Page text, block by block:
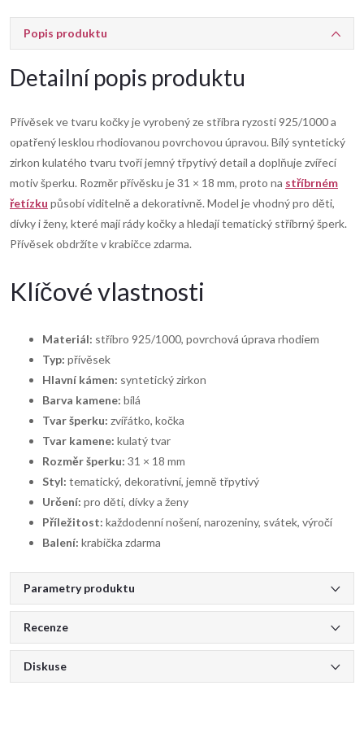
Popis produktu
Detailní popis produktu
Přívěsek ve tvaru kočky je vyrobený ze stříbra ryzosti 925/1000 a
opatřený lesklou rhodiovanou povrchovou úpravou. Bílý syntetický
zirkon kulatého tvaru tvoří jemný třpytivý detail a doplňuje zvířecí
motiv šperku. Rozměr přívěsku je 31 × 18 mm, proto na stříbrném
řetízku působí viditelně a dekorativně. Model je vhodný pro děti,
dívky i ženy, které mají rády kočky a hledají tematický stříbrný šperk.
Přívěsek obdržíte v krabičce zdarma.
Klíčové vlastnosti
Materiál: stříbro 925/1000, povrchová úprava rhodiem
Typ: přívěsek
Hlavní kámen: syntetický zirkon
Barva kamene: bílá
Tvar šperku: zvířátko, kočka
Tvar kamene: kulatý tvar
Rozměr šperku: 31 × 18 mm
Styl: tematický, dekorativní, jemně třpytivý
Určení: pro děti, dívky a ženy
Příležitost: každodenní nošení, narozeniny, svátek, výročí
Balení: krabička zdarma
Parametry produktu
Recenze
Diskuse